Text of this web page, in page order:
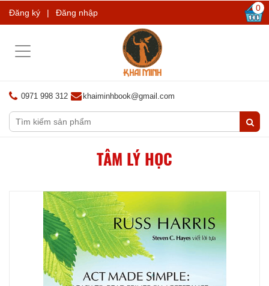
Đăng ký | Đăng nhập 0
Toggle
0971 998 312 khaiminhbook@gmail.com
TÂM LÝ HỌC